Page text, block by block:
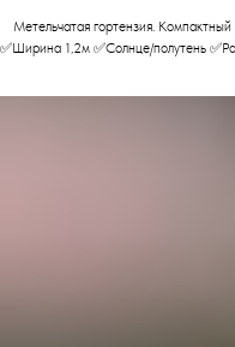
Метельчатая гортензия.
✅Ширина 1,2м ✅Солнце/полутень